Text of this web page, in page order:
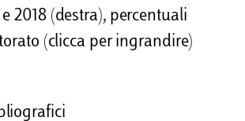
2018 (destra), percentuali
(clicca per ingrandire)